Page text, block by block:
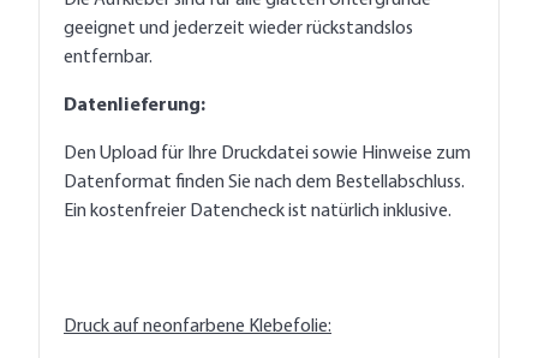
geeignet und jederzeit wieder rückstandslos
entfernbar.
Datenlieferung:
Den Upload für Ihre Druckdatei sowie Hinweise zum
Datenformat finden Sie nach dem Bestellabschluss.
Ein kostenfreier Datencheck ist natürlich inklusive.
Druck auf neonfarbene Klebefolie: